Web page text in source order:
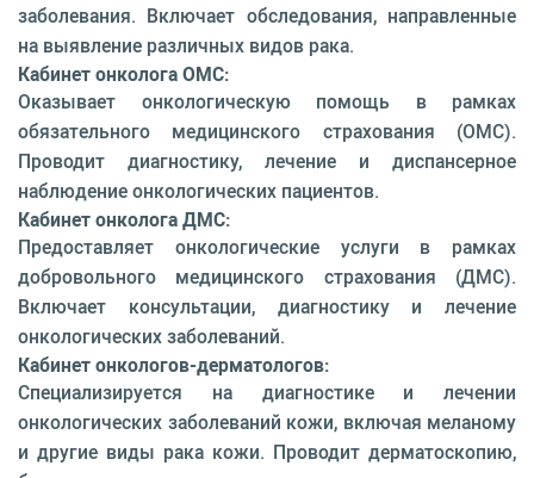
заболевания. Включает обследования, направленные
на выявление различных видов рака.
Кабинет онколога ОМС:
Оказывает онкологическую помощь в рамках
обязательного медицинского страхования (ОМС).
Проводит диагностику, лечение и диспансерное
наблюдение онкологических пациентов.
Кабинет онколога ДМС:
Предоставляет онкологические услуги в рамках
добровольного медицинского страхования (ДМС).
Включает консультации, диагностику и лечение
онкологических заболеваний.
Кабинет онкологов-дерматологов:
Специализируется на диагностике и лечении
онкологических заболеваний кожи, включая меланому
и другие виды рака кожи. Проводит дерматоскопию,